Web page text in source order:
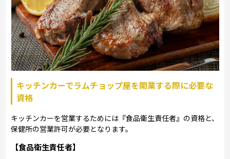
キッチンカーでラムチョップ屋を開業する際に必要な
資格
キッチンカーを営業するためには『食品衛生責任者』の資格と、
保健所の営業許可が必要となります。
【食品衛生責任者】